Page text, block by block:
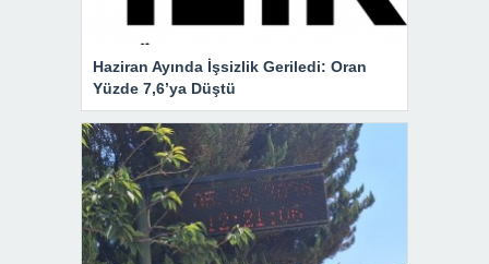
Haziran Ayında İşsizlik Geriledi: Oran
Yüzde 7,6’ya Düştü